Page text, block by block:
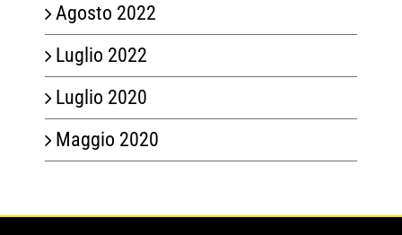
Agosto 2022
Luglio 2022
Luglio 2020
Maggio 2020